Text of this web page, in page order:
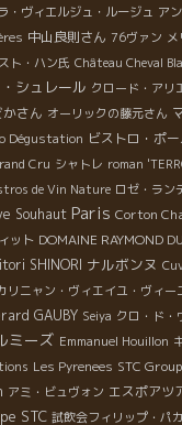
・ヴィエルジュ・ルージュ ア
中山良則さん 76ヴァン
ト・ハン氏 Château Cheval
シュレール クロード・アリ
かさん オーリックの藤元さん
Dégustation ビストロ・ポ
Cru シャトレ roman
de Vin Nature ロゼ・ラン
Souhaut Paris Corton
ット DOMAINE RAYMOND
SHINORI ナルボンヌ
リニャン・ヴィエイユ・ヴィー
GAUBY Seiya クロ・ド・
ミーズ Emmanuel Houillon
Les Pyrenees STC
アミ・ビュヴォン エスポアツ
STC 試飲会フィリップ・パ